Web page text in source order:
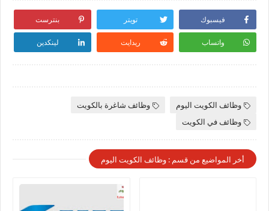
فيسبوك تويتر بنترست
واتساب ريدايت لينكدين
وظائف الكويت اليوم
وظائف شاغرة بالكويت
وظائف في الكويت
أخر المواضيع من قسم : وظائف الكويت اليوم